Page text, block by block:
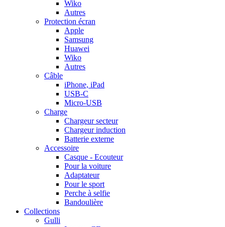
Wiko
Autres
Protection écran
Apple
Samsung
Huawei
Wiko
Autres
Câble
iPhone, iPad
USB-C
Micro-USB
Charge
Chargeur secteur
Chargeur induction
Batterie externe
Accessoire
Casque - Ecouteur
Pour la voiture
Adaptateur
Pour le sport
Perche à selfie
Bandoulière
Collections
Gulli